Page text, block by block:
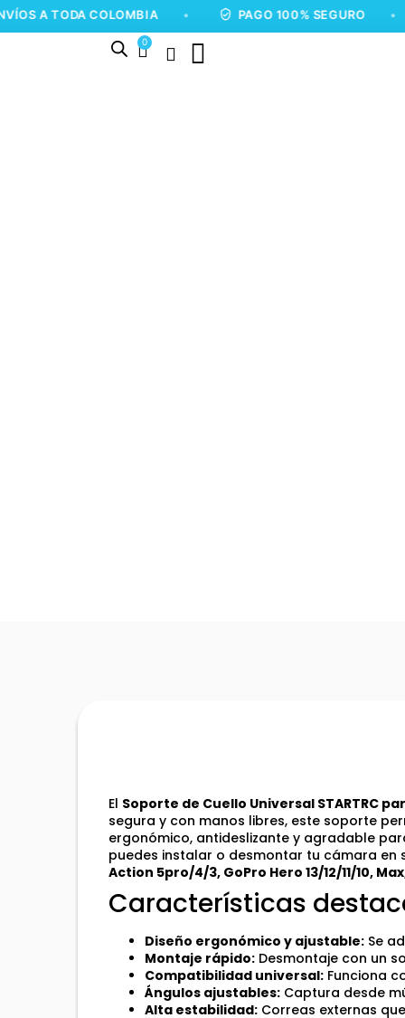
COLOMBIA • PAGO 100% SEGURO •
0
El Soporte de Cuello Universal STARTRC
segura y con manos libres, este soporte
ergonómico, antideslizante y agradable
puedes instalar o desmontar tu cámara
Action 5pro/4/3, GoPro Hero 13/12/11/10,
Características
Diseño ergonómico y ajustable: Se
Montaje rápido: Desmontaje con un
Compatibilidad universal: Funciona
Ángulos ajustables: Captura desde
Alta estabilidad: Correas externas